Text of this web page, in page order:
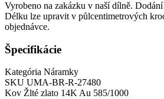
Vyrobeno na zakázku v naší dílně.
Délku lze upravit v půlcentimetrových
objednávce.
Špecifikácie
Kategória Náramky
SKU UMA-BR-R-27480
Kov Žlté zlato 14KAu 585/1000